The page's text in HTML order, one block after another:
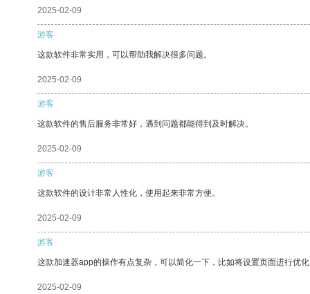
2025-02-09
游客
这款软件非常实用，可以帮助我解决很多问题。
2025-02-09
游客
这款软件的售后服务非常好，遇到问题都能得到及时解决。
2025-02-09
游客
这款软件的设计非常人性化，使用起来非常方便。
2025-02-09
游客
这款加速器app的操作有点复杂，可以简化一下，比如将设置页面进行优
2025-02-09